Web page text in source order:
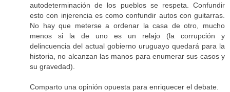
autodeterminación de los pueblos se respeta. Confundir
esto con injerencia es como confundir autos con guitarras.
No hay que meterse a ordenar la casa de otro, mucho
menos si la de uno es un relajo (la corrupción y
delincuencia del actual gobierno uruguayo quedará para la
historia, no alcanzan las manos para enumerar sus casos y
su gravedad).
Comparto una opinión opuesta para enriquecer el debate.